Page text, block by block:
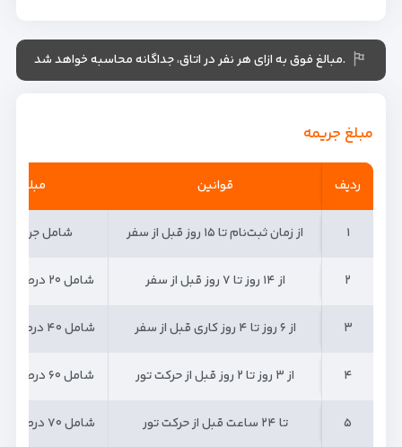
.مبالغ فوق به ازای هر نفر در اتاق، جداگانه محاسبه خواهد شد
مبلغ جریمه
ردیف قوانین مبلغ
۱ از زمان ثبت‌نام تا ۱۵ روز قبل از سفر شامل جریمه
۲ از ۱۴ روز تا ۷ روز قبل از سفر شامل ۲۰ درصد جریمه می‌شود
۳ از ۶ روز تا ۴ روز کاری قبل از سفر شامل ۴۰ درصد جریمه می‌شود
۴ از ۳ روز تا ۲ روز قبل از حرکت تور شامل ۶۰ درصد جریمه می‌شود
۵ تا ۲۴ ساعت قبل از حرکت تور شامل ۷۰ درصد جریمه می‌شود
ردیف
۱
۲
۳
۴
۵